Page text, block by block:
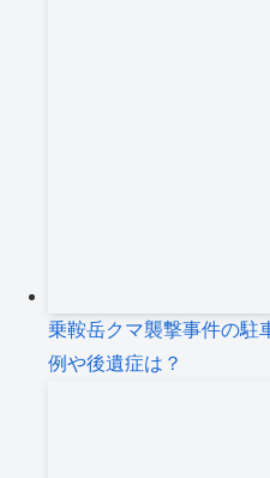
乗鞍岳クマ襲撃事件の駐
例や後遺症は？